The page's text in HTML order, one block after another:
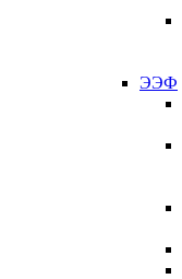
ЭЭФ